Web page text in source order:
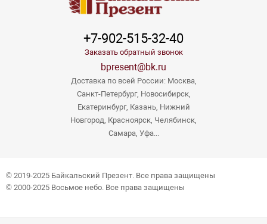
+7-902-515-32-40
Заказать обратный звонок
bpresent@bk.ru
Доставка по всей России: Москва,
Санкт-Петербург, Новосибирск,
Екатеринбург, Казань, Нижний
Новгород, Красноярск, Челябинск,
Самара, Уфа...
© 2019-2025 Байкальский Презент. Все права защищены
© 2000-2025 Восьмое небо. Все права защищены